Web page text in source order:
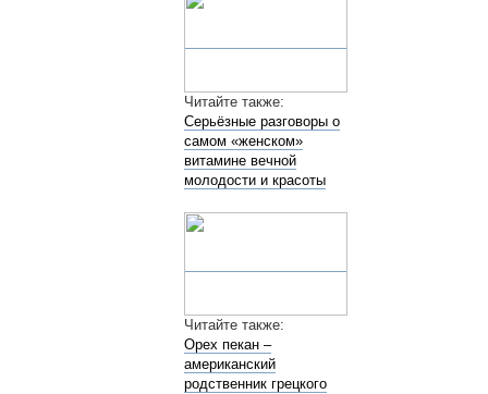
Читайте также:
Серьёзные разговоры о
самом «женском»
витамине вечной
молодости и красоты
Читайте также:
Орех пекан –
американский
родственник грецкого